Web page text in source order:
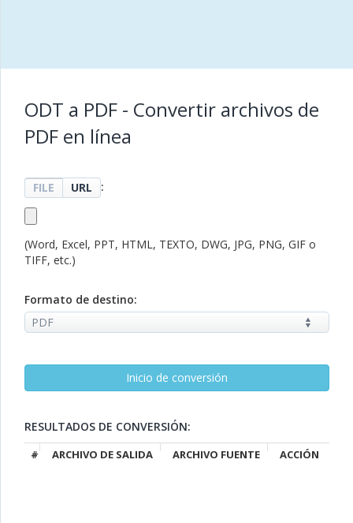
ODT a PDF - Convertir archivos de
PDF en línea
FILE URL :
(Word, Excel, PPT, HTML, TEXTO, DWG, JPG, PNG, GIF o
TIFF, etc.)
Formato de destino:
RESULTADOS DE CONVERSIÓN:
# ARCHIVO DE SALIDA ARCHIVO FUENTE ACCIÓN